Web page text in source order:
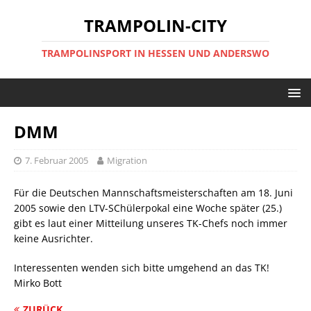
TRAMPOLIN-CITY
TRAMPOLINSPORT IN HESSEN UND ANDERSWO
DMM
7. Februar 2005 Migration
Für die Deutschen Mannschaftsmeisterschaften am 18. Juni
2005 sowie den LTV-SChülerpokal eine Woche später (25.)
gibt es laut einer Mitteilung unseres TK-Chefs noch immer
keine Ausrichter.
Interessenten wenden sich bitte umgehend an das TK!
Mirko Bott